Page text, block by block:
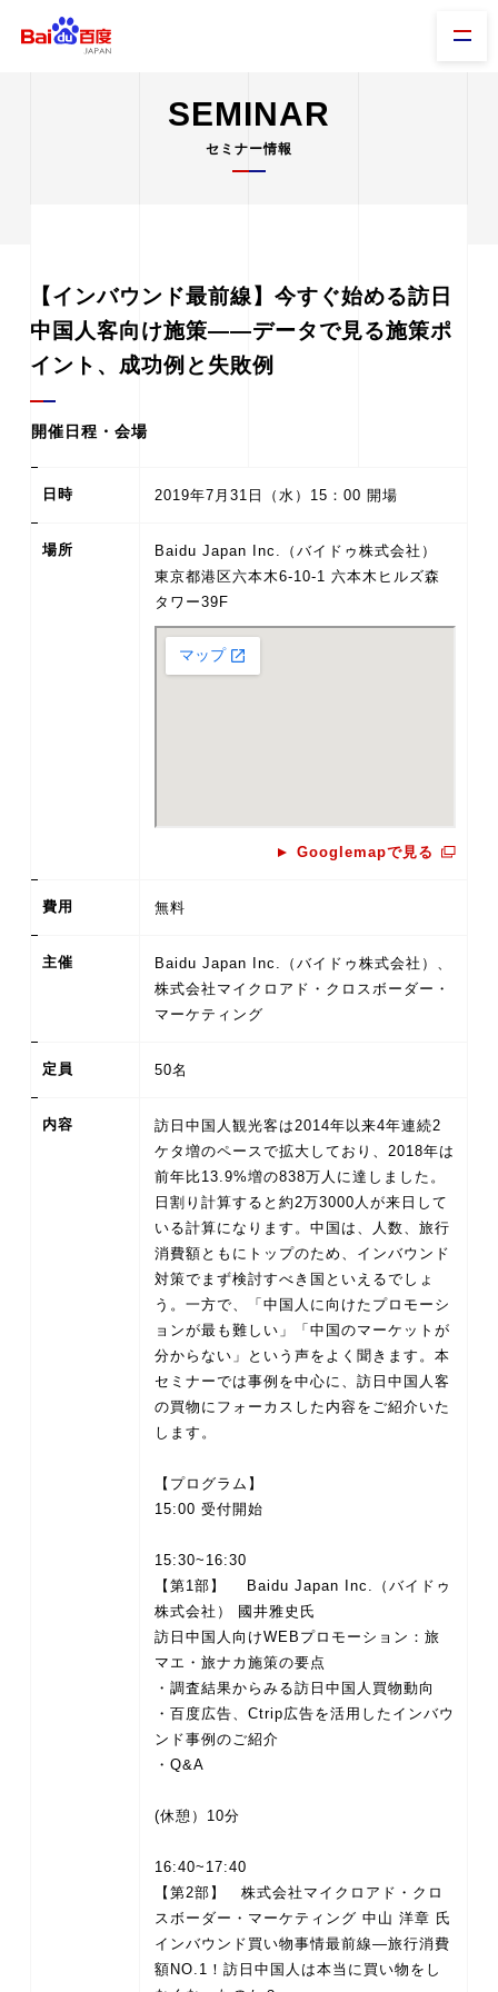
SEMINAR
セミナー情報
【インバウンド最前線】今すぐ始める訪日
中国人客向け施策――データで見る施策ポ
イント、成功例と失敗例
開催日程・会場
日時 2019年7月31日（水）15：00 開場
場所
Baidu Japan Inc.（バイドゥ株式会社）
東京都港区六本木6-10-1 六本木ヒルズ森
タワー39F
Googlemapで見る
費用 無料
主催
Baidu Japan Inc.（バイドゥ株式会社）、
株式会社マイクロアド・クロスボーダー・
マーケティング
定員 50名
内容
訪日中国人観光客は2014年以来4年連続2
ケタ増のペースで拡大しており、2018年は
前年比13.9%増の838万人に達しました。
日割り計算すると約2万3000人が来日して
いる計算になります。中国は、人数、旅行
消費額ともにトップのため、インバウンド
対策でまず検討すべき国といえるでしょ
う。一方で、「中国人に向けたプロモーシ
ョンが最も難しい」「中国のマーケットが
分からない」という声をよく聞きます。本
セミナーでは事例を中心に、訪日中国人客
の買物にフォーカスした内容をご紹介いた
します。
【プログラム】
15:00 受付開始
15:30~16:30
【第1部】 Baidu Japan Inc.（バイドゥ
株式会社） 國井雅史氏
訪日中国人向けWEBプロモーション：旅
マエ・旅ナカ施策の要点
・調査結果からみる訪日中国人買物動向
・百度広告、Ctrip広告を活用したインバウ
ンド事例のご紹介
・Q&A
(休憩）10分
16:40~17:40
【第2部】 株式会社マイクロアド・クロ
スボーダー・マーケティング 中山 洋章 氏
インバウンド買い物事情最前線—旅行消費
額NO.1！訪日中国人は本当に買い物をし